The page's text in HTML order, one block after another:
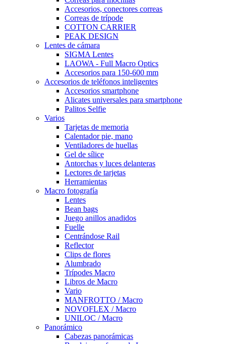
Accesorios, conectores correas
Correas de trípode
COTTON CARRIER
PEAK DESIGN
Lentes de cámara
SIGMA Lentes
LAOWA - Full Macro Optics
Accesorios para 150-600 mm
Accesorios de teléfonos inteligentes
Accesorios smartphone
Alicates universales para smartphone
Palitos Selfie
Varios
Tarjetas de memoria
Calentador pie, mano
Ventiladores de huellas
Gel de sílice
Antorchas y luces delanteras
Lectores de tarjetas
Herramientas
Macro fotografía
Lentes
Bean bags
Juego anillos anadidos
Fuelle
Centrándose Rail
Reflector
Clips de flores
Alumbrado
Trípodes Macro
Libros de Macro
Vario
MANFROTTO / Macro
NOVOFLEX / Macro
UNILOC / Macro
Panorámico
Cabezas panorámicas